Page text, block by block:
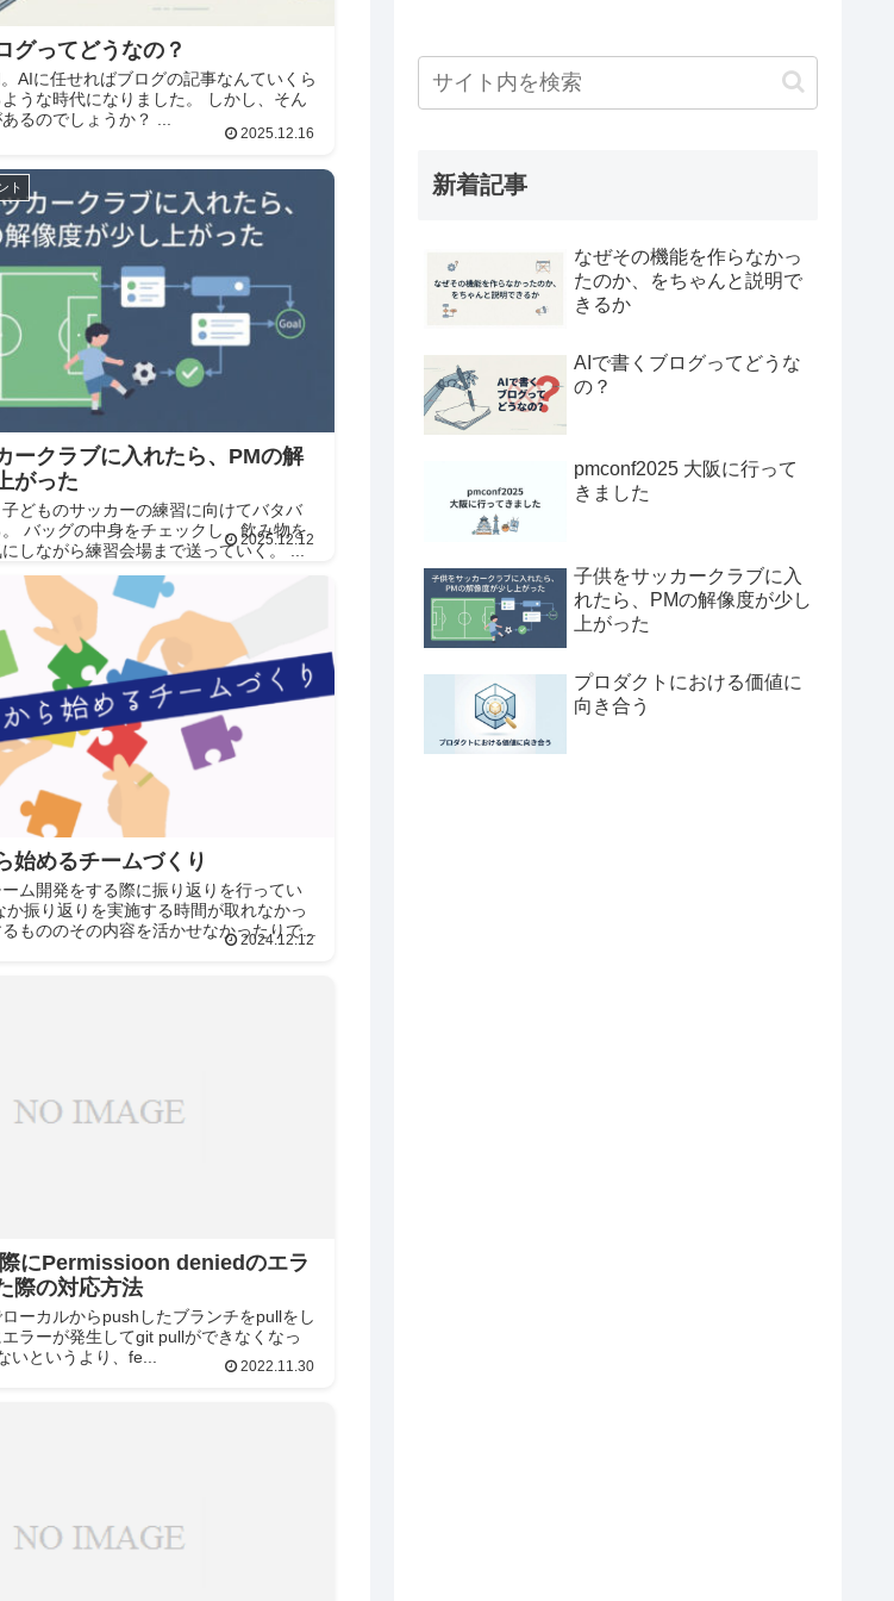
グってどうなの？
AIに任せればブログの記事なんていくら
うな時代になりました。 しかし、そん
るのでしょうか？ ...
2025.12.16
ト
ークラブに入れたら、PMの解
がった
どものサッカーの練習に向けてバタバ
バッグの中身をチェックし、飲み物を
しながら練習会場まで送っていく。 ...
2025.12.12
始めるチームづくり
ム開発をする際に振り返りを行ってい
か振り返りを実施する時間が取れなかっ
もののその内容を活かせなかったりで...
2024.12.12
にPermissioon deniedのエラ
際の対応方法
ーカルからpushしたブランチをpullをし
ラーが発生してgit pullができなくなっ
いというより、fe...
2022.11.30
新着記事
なぜその機能を作らなかっ
たのか、をちゃんと説明で
きるか
AIで書くブログってどうな
の？
pmconf2025 大阪に行って
きました
子供をサッカークラブに入
れたら、PMの解像度が少し
上がった
プロダクトにおける価値に
向き合う